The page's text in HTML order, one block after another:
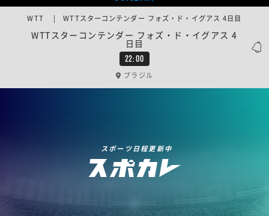
22:00
WTTスターコンテンダー フォズ・ド・イグアス 4
日目
WTT | WTTスターコンテンダー フォズ・ド・イグアス 4日目
ブラジル
スポーツ日程更新中